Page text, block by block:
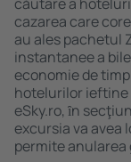
cazarea care
au ales pachetul
instantanee a
economie de
hotelurilor ieftine
eSky.ro, ȋn
excursia va avea
permite